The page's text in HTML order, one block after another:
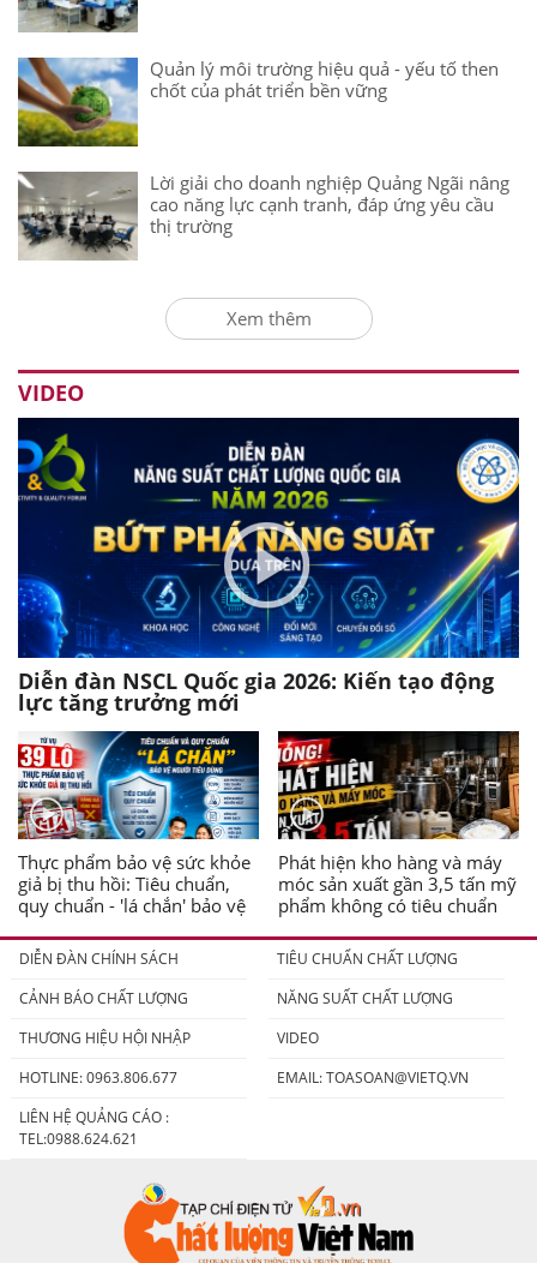
Quản lý môi trường hiệu quả - yếu tố then
chốt của phát triển bền vững
Lời giải cho doanh nghiệp Quảng Ngãi nâng
cao năng lực cạnh tranh, đáp ứng yêu cầu
thị trường
Xem thêm
VIDEO
Diễn đàn NSCL Quốc gia 2026: Kiến tạo động
lực tăng trưởng mới
Thực phẩm bảo vệ sức khỏe
giả bị thu hồi: Tiêu chuẩn,
quy chuẩn - 'lá chắn' bảo vệ
Phát hiện kho hàng và máy
móc sản xuất gần 3,5 tấn mỹ
phẩm không có tiêu chuẩn
DIỄN ĐÀN CHÍNH SÁCH
TIÊU CHUẨN CHẤT LƯỢNG
CẢNH BÁO CHẤT LƯỢNG
NĂNG SUẤT CHẤT LƯỢNG
THƯƠNG HIỆU HỘI NHẬP
VIDEO
HOTLINE: 0963.806.677
EMAIL:TOASOAN@VIETQ.VN
LIÊN HỆ QUẢNG CÁO :
TEL:0988.624.621